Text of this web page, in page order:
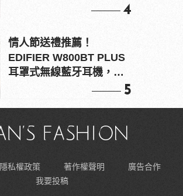
4
情人節送禮推薦！
EDIFIER W800BT PLUS
耳罩式無線藍牙耳機，在
5
隱私權政策 著作權聲明
廣告合作
我要投稿